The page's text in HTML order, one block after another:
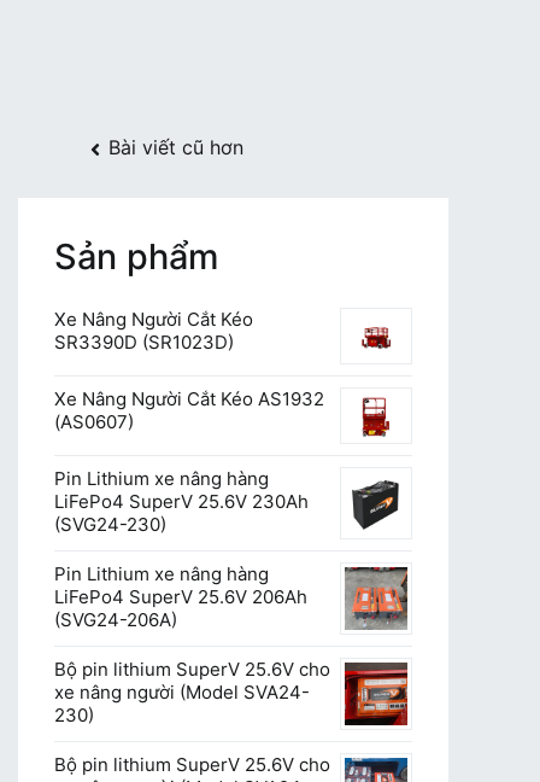
Điều
viết
Bài viết cũ hơn
Sản phẩm
Xe Nâng Người Cắt Kéo
SR3390D (SR1023D)
Xe Nâng Người Cắt Kéo AS1932
(AS0607)
Pin Lithium xe nâng hàng
LiFePo4 SuperV 25.6V 230Ah
(SVG24-230)
Pin Lithium xe nâng hàng
LiFePo4 SuperV 25.6V 206Ah
(SVG24-206A)
Bộ pin lithium SuperV 25.6V cho
xe nâng người (Model SVA24-
230)
Bộ pin lithium SuperV 25.6V cho